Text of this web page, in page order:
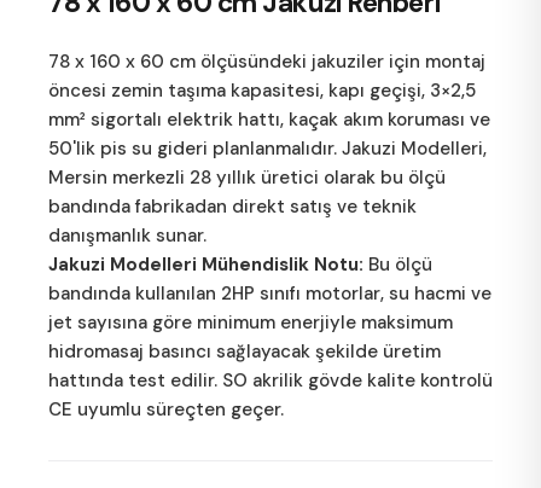
78 x 160 x 60 cm ölçüsündeki jakuziler için montaj
öncesi zemin taşıma kapasitesi, kapı geçişi, 3×2,5
mm² sigortalı elektrik hattı, kaçak akım koruması ve
50'lik pis su gideri planlanmalıdır. Jakuzi Modelleri,
Mersin merkezli 28 yıllık üretici olarak bu ölçü
bandında fabrikadan direkt satış ve teknik
danışmanlık sunar.
Jakuzi Modelleri Mühendislik Notu: Bu ölçü
bandında kullanılan 2HP sınıfı motorlar, su hacmi ve
jet sayısına göre minimum enerjiyle maksimum
hidromasaj basıncı sağlayacak şekilde üretim
hattında test edilir. SO akrilik gövde kalite kontrolü
CE uyumlu süreçten geçer.